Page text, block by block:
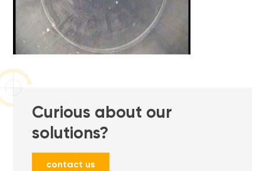
Curious about our
solutions?
contact us